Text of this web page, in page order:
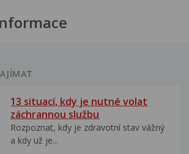
13 situací, kdy je nutné volat
záchrannou službu
Rozpoznat, kdy je zdravotní stav vážný
a kdy už je...